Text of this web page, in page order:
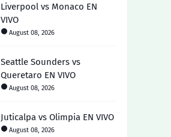
Liverpool vs Monaco EN
VIVO
August 08, 2026
Seattle Sounders vs
Queretaro EN VIVO
August 08, 2026
Juticalpa vs Olimpia EN VIVO
August 08, 2026